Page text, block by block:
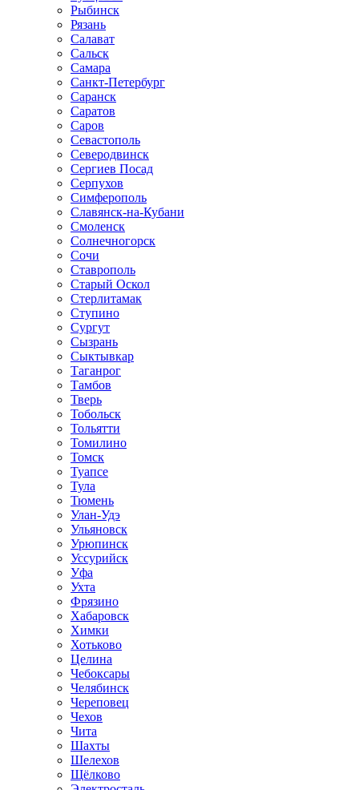
Рыбинск
Рязань
Салават
Сальск
Самара
Санкт-Петербург
Саранск
Саратов
Саров
Севастополь
Северодвинск
Сергиев Посад
Серпухов
Симферополь
Славянск-на-Кубани
Смоленск
Солнечногорск
Сочи
Ставрополь
Старый Оскол
Стерлитамак
Ступино
Сургут
Сызрань
Сыктывкар
Таганрог
Тамбов
Тверь
Тобольск
Тольятти
Томилино
Томск
Туапсе
Тула
Тюмень
Улан-Удэ
Ульяновск
Урюпинск
Уссурийск
Уфа
Ухта
Фрязино
Хабаровск
Химки
Хотьково
Целина
Чебоксары
Челябинск
Череповец
Чехов
Чита
Шахты
Шелехов
Щёлково